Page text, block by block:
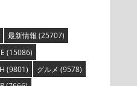
最新情報 (25707)
(15086)
(9801) グルメ (9578)